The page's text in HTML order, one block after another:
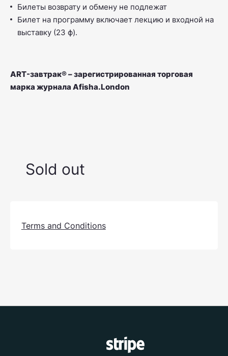
Билеты возврату и обмену не подлежат
Билет на программу включает лекцию и входной на
выставку (23 ф).
ART-завтрак® – зарегистрированная торговая
марка журнала Afisha.London
Sold out
Terms and Conditions